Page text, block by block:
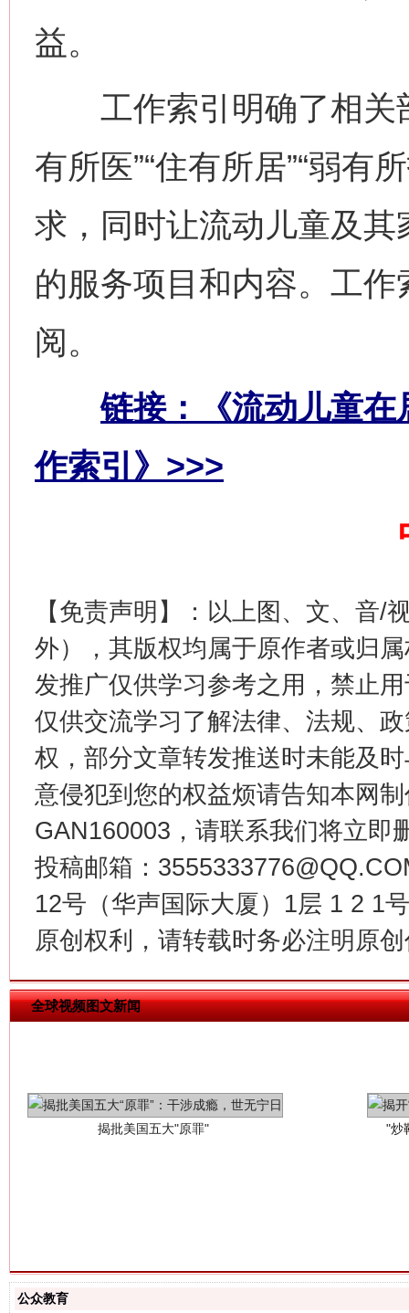
益。
工作索引明确了相关部
有所医”“住有所居”“弱有
求，同时让流动儿童及
的服务项目和内容。工
阅。
链接：《流动儿童
作索引》>>>
【免责声明】：以上图、文、音/
外），其版权均属于原作者或归
发推广仅供学习参考之用，禁止
仅供交流学习了解法律、法规、
权，部分文章转发推送时未能及
意侵犯到您的权益烦请告知本网
GAN160003，请联系我们将立即
投稿邮箱：
12号（华声国际大厦）1层 1 2 1
原创权利，请转载时务必注明原
全球视频图文新闻
“刷贴”乱象丛生
生
解纷+调解+退费，一次搞定
公众教育